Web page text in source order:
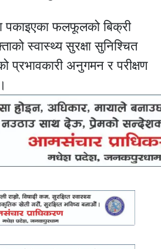
पकाइएका फलफूलको बिक्री
स्वास्थ्य सुरक्षा सुनिश्चित
प्रभावकारी अनुगमन र परीक्षण